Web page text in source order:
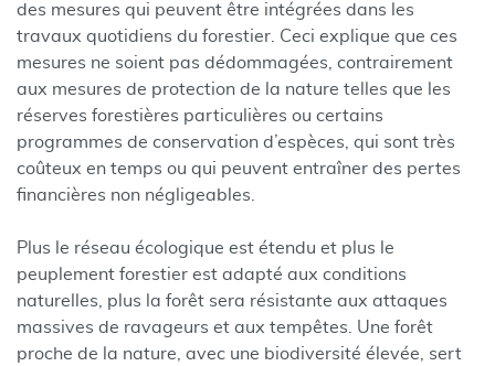
des mesures qui peuvent être intégrées dans les
travaux quotidiens du forestier. Ceci explique que ces
mesures ne soient pas dédommagées, contrairement
aux mesures de protection de la nature telles que les
réserves forestières particulières ou certains
programmes de conservation d’espèces, qui sont très
coûteux en temps ou qui peuvent entraîner des pertes
financières non négligeables.
Plus le réseau écologique est étendu et plus le
peuplement forestier est adapté aux conditions
naturelles, plus la forêt sera résistante aux attaques
massives de ravageurs et aux tempêtes. Une forêt
proche de la nature, avec une biodiversité élevée, sert